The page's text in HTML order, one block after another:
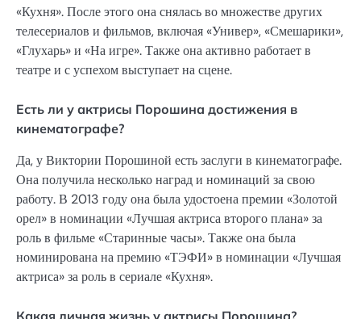
«Кухня». После этого она снялась во множестве других
телесериалов и фильмов, включая «Универ», «Смешарики»,
«Глухарь» и «На игре». Также она активно работает в
театре и с успехом выступает на сцене.
Есть ли у актрисы Порошина достижения в
кинематографе?
Да, у Виктории Порошиной есть заслуги в кинематографе.
Она получила несколько наград и номинаций за свою
работу. В 2013 году она была удостоена премии «Золотой
орел» в номинации «Лучшая актриса второго плана» за
роль в фильме «Старинные часы». Также она была
номинирована на премию «ТЭФИ» в номинации «Лучшая
актриса» за роль в сериале «Кухня».
Какая личная жизнь у актрисы Порошина?